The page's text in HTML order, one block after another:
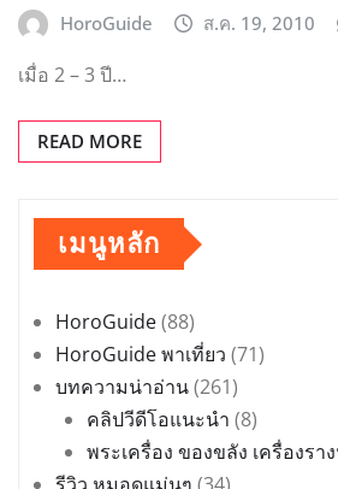
HoroGuide ส.ค. 19, 2010
เมื่อ 2 – 3 ปี…
READ MORE
เมนูหลัก
HoroGuide(88)
HoroGuide พาเที่ยว (71)
บทความน่าอ่าน(261)
คลิปวีดีโอแนะนำ (8)
พระเครื่อง ของขลัง เครื่องรา